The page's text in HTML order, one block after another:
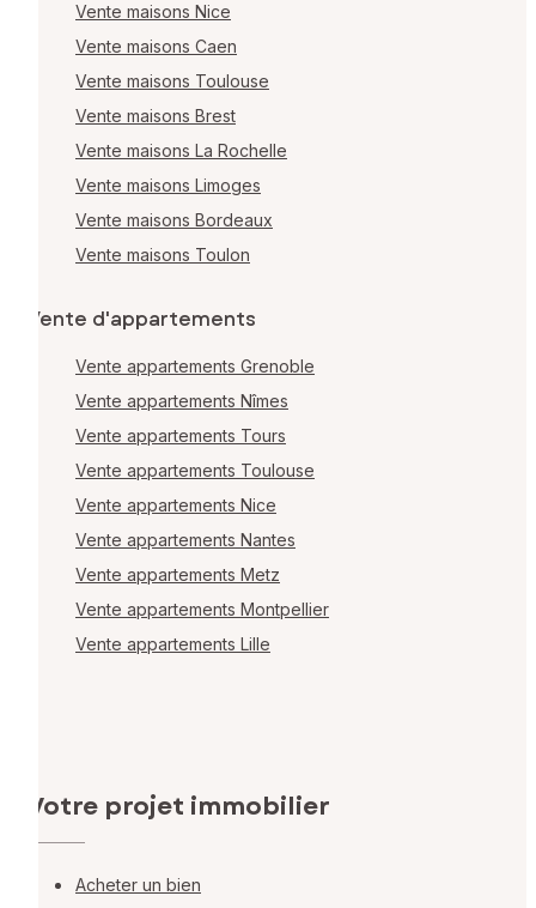
Vente maisons Nice
Vente maisons Caen
Vente maisons Toulouse
Vente maisons Brest
Vente maisons La Rochelle
Vente maisons Limoges
Vente maisons Bordeaux
Vente maisons Toulon
Vente d'appartements
Vente appartements Grenoble
Vente appartements Nîmes
Vente appartements Tours
Vente appartements Toulouse
Vente appartements Nice
Vente appartements Nantes
Vente appartements Metz
Vente appartements Montpellier
Vente appartements Lille
Votre projet immobilier
Acheter un bien